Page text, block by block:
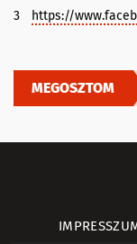
3 https://
MEGOSZTOM